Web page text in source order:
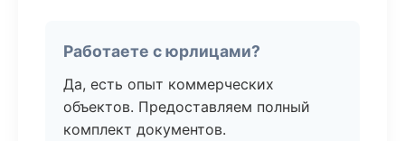
Работаете с юрлицами?
Да, есть опыт коммерческих
объектов. Предоставляем полный
комплект документов.